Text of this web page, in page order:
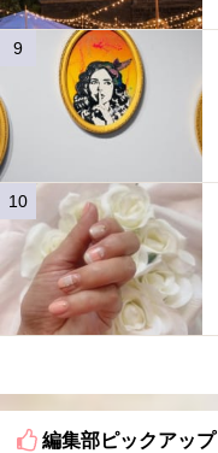
編集部ピックアップ